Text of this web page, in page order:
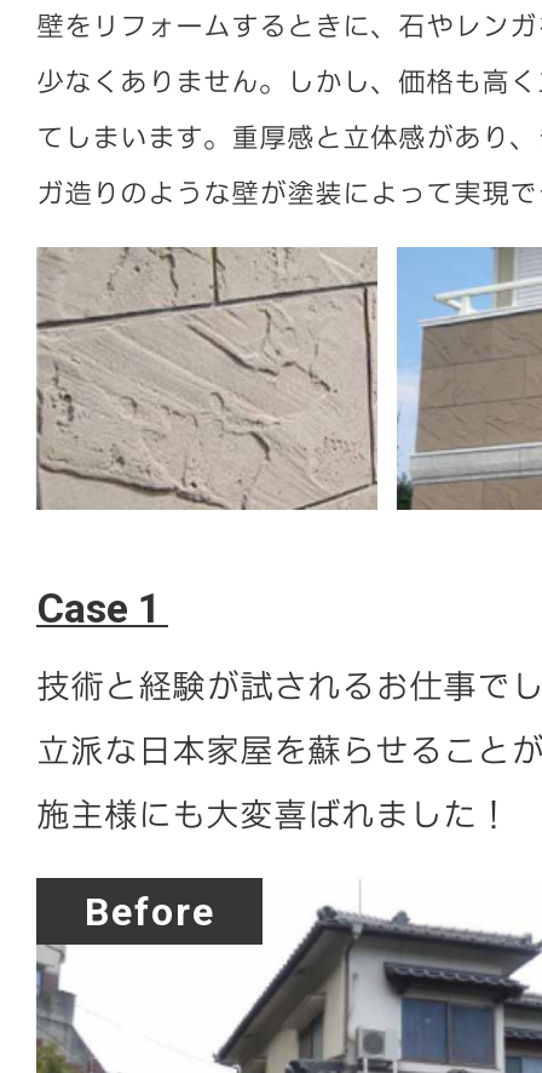
壁をリフォームするときに、石やレン
少なくありません。しかし、価格も高
てしまいます。重厚感と立体感があり
ガ造りのような壁が塗装によって実現
Case 1
技術と経験が試されるお仕事で
立派な日本家屋を蘇らせること
施主様にも大変喜ばれました！
Before